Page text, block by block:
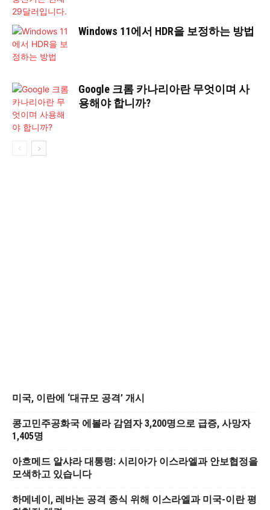
Windows 11에서 HDR을 보정하는 방법
Google 크롬 카나리아란 무엇이며 사
용해야 합니까?
미국, 이란에 ‘대규모 공격’ 개시
콩고민주공화국 에볼라 감염자 3,200명으로 급증, 사망자
1,405명
아흐메드 알샤라 대통령: 시리아가 이스라엘과 안보협정을
모색하고 있습니다
하메네이, 레바논 공격 종식 위해 이스라엘과 미국-이란 평